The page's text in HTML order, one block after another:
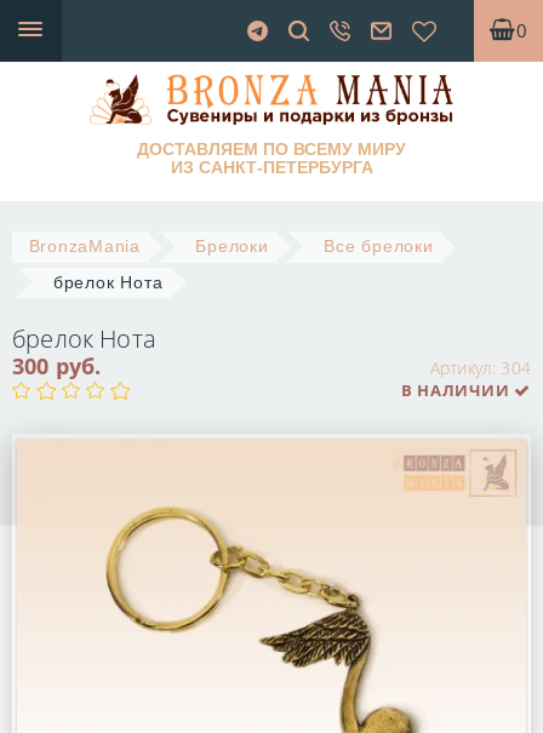
0
ДОСТАВЛЯЕМ ПО ВСЕМУ МИРУ
ИЗ САНКТ-ПЕТЕРБУРГА
BronzaMania Брелоки
Все брелоки
брелок Нота
брелок Нота
Артикул: 304
300 руб.
В НАЛИЧИИ